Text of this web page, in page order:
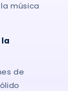
música
de